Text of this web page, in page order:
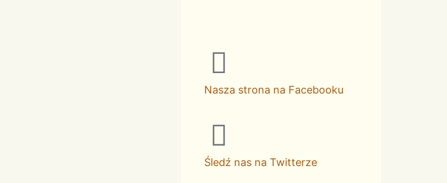
Nasza strona na Facebooku
Śledź nas na Twitterze